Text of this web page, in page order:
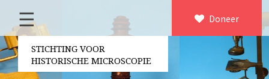
×
Home
Over ons
Contact
Doneer
☰
STICHTING VOOR
HISTORISCHE MICROSCOPIE